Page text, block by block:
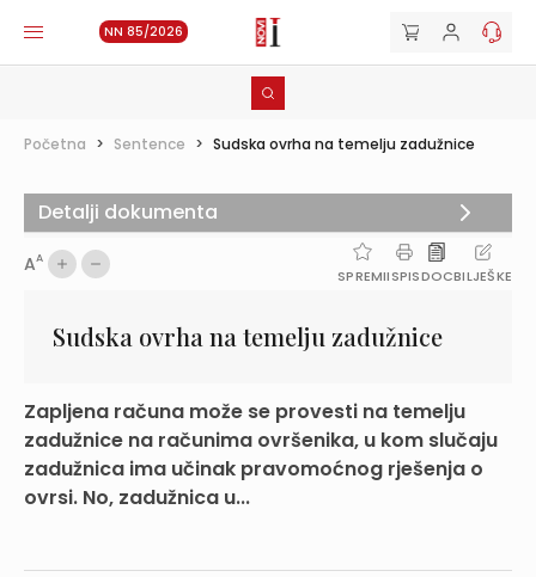
NN 85/2026
Početna > Sentence > Sudska ovrha na temelju zadužnice
AA
SPREMIISPISDOCBILJEŠKE
Sudska ovrha na temelju zadužnice
Zapljena računa može se provesti na temelju
zadužnice na računima ovršenika, u kom slučaju
zadužnica ima učinak pravomoćnog rješenja o
ovrsi. No, zadužnica u...
Detalji dokumenta